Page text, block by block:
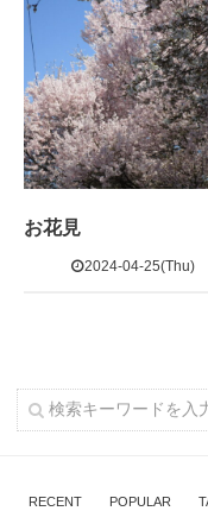
お花見
2024-04-25(Thu)
RECENT POPULAR